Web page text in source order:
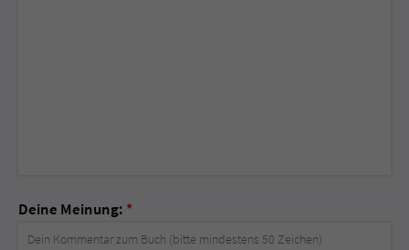
Deine Meinung: *